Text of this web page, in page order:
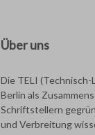
Über uns
Die TELI
Berlin als
Schriftstellern
und Verbreitung